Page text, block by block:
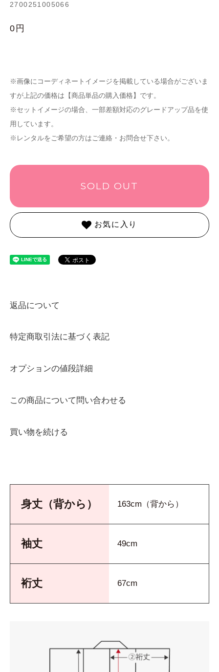
2700251005066
0円
※画像にコーディネートイメージを掲載している場合がございま
すが上記の価格は【商品単品の購入価格】です。
※セットイメージの場合、一部差額対応のグレードアップ品を使
用しています。
※レンタルをご希望の方はご連絡・お問合せ下さい。
SOLD OUT
お気に入り
返品について
特定商取引法に基づく表記
オプションの値段詳細
この商品について問い合わせる
買い物を続ける
身丈（背から） 163cm（背から）
袖丈 49cm
裄丈 67cm